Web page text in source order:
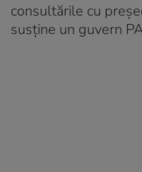
consultările cu
susţine un guvern